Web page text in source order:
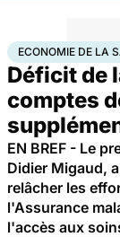
AccueilSantéSociété
ECONOMIE DE LA
Déficit de
comptes
EN BREF - Le
Didier Migaud,
relâcher les
l'Assurance
l'accès aux